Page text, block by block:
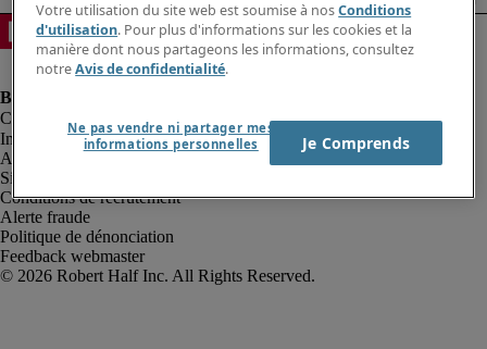
Informations sur la société
Avis de confidentialité
Site web et cookies
Conditions de recrutement
Alerte fraude
Politique de dénonciation
Feedback webmaster
Votre utilisation du site web est soumise à nosConditions
d'utilisation. Pour plus d'informations sur les cookies et la
manière dont nous partageons les informations, consultez
notreAvis de confidentialité.
Ne pas vendre ni partager mes
informations personnelles
Je Comprends